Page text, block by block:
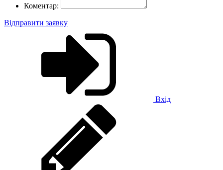
Коментар:
Відправити заявку
Вхід